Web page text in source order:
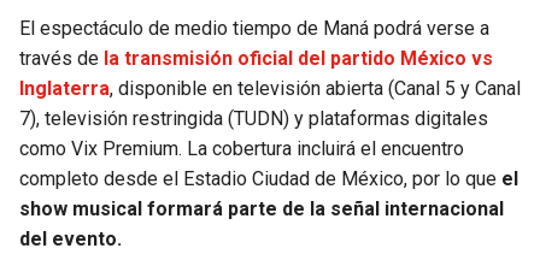
El espectáculo de medio tiempo de Maná podrá verse a
través de la transmisión oficial del partido México vs
Inglaterra, disponible en televisión abierta (Canal 5 y Canal
7), televisión restringida (TUDN) y plataformas digitales
como Vix Premium. La cobertura incluirá el encuentro
completo desde el Estadio Ciudad de México, por lo que el
show musical formará parte de la señal internacional
del evento.